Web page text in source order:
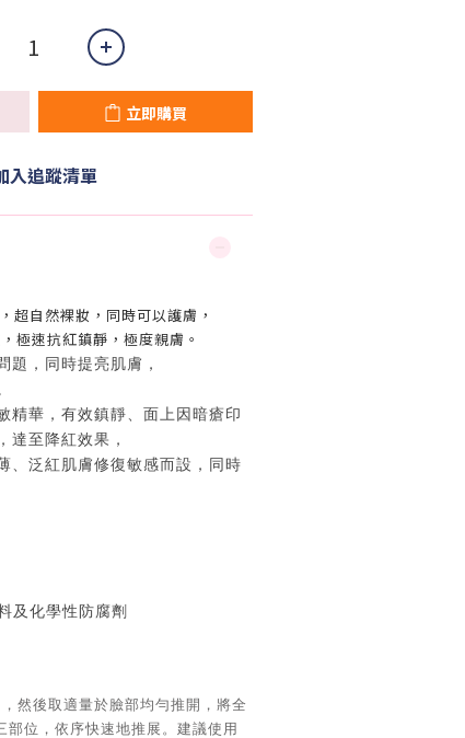
立即購買
入追蹤清單
超自然裸妝，同時可以護膚，
極速抗紅鎮靜，極度親膚。
題，同時提亮肌膚，
精華，有效鎮靜、面上因暗瘡印
達至降紅效果，
、泛紅肌膚修復敏感而設，同時
及化學性防腐劑
然後取適量於臉部均勻推開，將全
部位，依序快速地推展。建議使用